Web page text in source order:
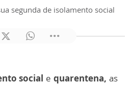
segunda de isolamento social
social equarentena, as